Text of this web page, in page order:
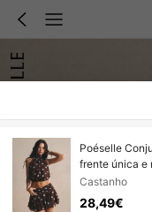
Poéselle
frente única e
Castanho
28,49€